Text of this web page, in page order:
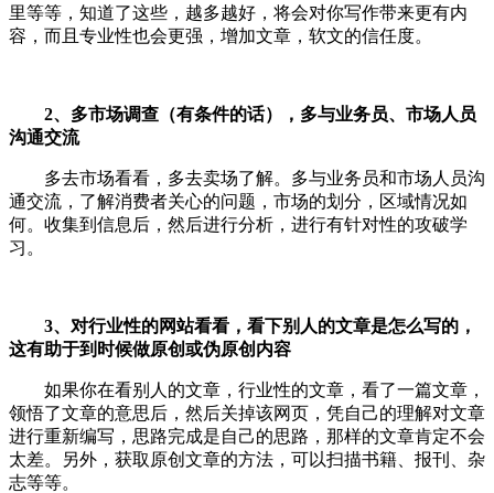
里等等，知道了这些，越多越好，将会对你写作带来更有内
容，而且专业性也会更强，增加文章，软文的信任度。
2、多市场调查（有条件的话），多与业务员、市场人员
沟通交流
多去市场看看，多去卖场了解。多与业务员和市场人员沟
通交流，了解消费者关心的问题，市场的划分，区域情况如
何。收集到信息后，然后进行分析，进行有针对性的攻破学
习。
3、对行业性的网站看看，看下别人的文章是怎么写的，
这有助于到时候做原创或伪原创内容
如果你在看别人的文章，行业性的文章，看了一篇文章，
领悟了文章的意思后，然后关掉该网页，凭自己的理解对文章
进行重新编写，思路完成是自己的思路，那样的文章肯定不会
太差。另外，获取原创文章的方法，可以扫描书籍、报刊、杂
志等等。